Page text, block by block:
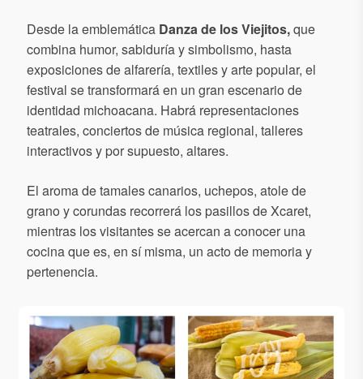
Desde la emblemática Danza de los Viejitos,que
combina humor, sabiduría y simbolismo, hasta
exposiciones de alfarería, textiles y arte popular, el
festival se transformará en un gran escenario de
identidad michoacana. Habrá representaciones
teatrales, conciertos de música regional, talleres
interactivos y por supuesto, altares.
El aroma de tamales canarios, uchepos, atole de
grano y corundas recorrerá los pasillos de Xcaret,
mientras los visitantes se acercan a conocer una
cocina que es, en sí misma, un acto de memoria y
pertenencia.